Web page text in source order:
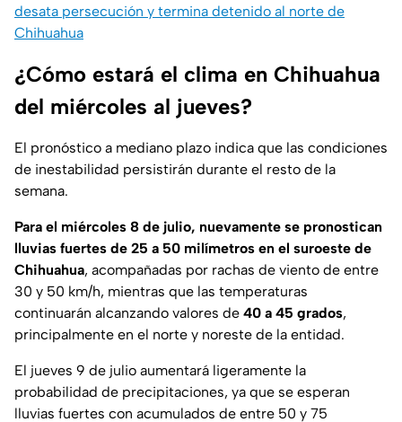
desata persecución y termina detenido al norte de
Chihuahua
¿Cómo estará el clima en Chihuahua
del miércoles al jueves?
El pronóstico a mediano plazo indica que las condiciones
de inestabilidad persistirán durante el resto de la
semana.
Para el miércoles 8 de julio, nuevamente se pronostican
lluvias fuertes de 25 a 50 milímetros en el suroeste de
Chihuahua, acompañadas por rachas de viento de entre
30 y 50 km/h, mientras que las temperaturas
continuarán alcanzando valores de 40 a 45 grados,
principalmente en el norte y noreste de la entidad.
El jueves 9 de julio aumentará ligeramente la
probabilidad de precipitaciones, ya que se esperan
lluvias fuertes con acumulados de entre 50 y 75